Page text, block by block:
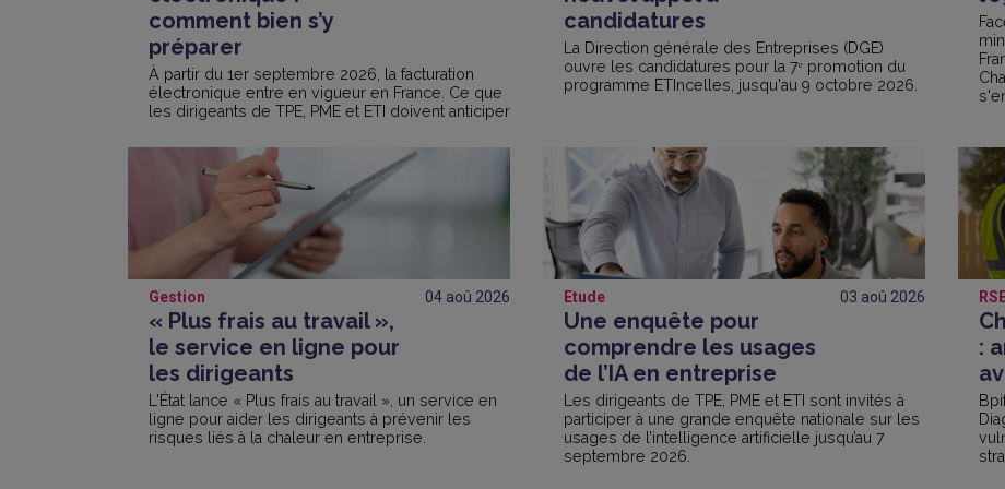
comment bien s’y
préparer
À partir du 1er septembre 2026, la facturation
électronique entre en vigueur en France. Ce que
les dirigeants de TPE, PME et ETI doivent anticiper
candidatures
La Direction générale des Entreprises (DGE)
ouvre les candidatures pour la 7ᵉ promotion du
programme ETIncelles, jusqu'au 9 octobre 2026.
Gestion 04 aoû 2026
« Plus frais au travail »,
le service en ligne pour
les dirigeants
L'État lance « Plus frais au travail », un service en
ligne pour aider les dirigeants à prévenir les
risques liés à la chaleur en entreprise.
Etude 03 aoû 2026
Une enquête pour
comprendre les usages
de l’IA en entreprise
Les dirigeants de TPE, PME et ETI sont invités à
participer à une grande enquête nationale sur les
usages de l’intelligence artificielle jusqu’au 7
septembre 2026.
: